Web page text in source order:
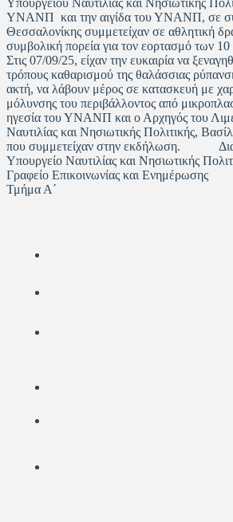
Υπουργείου Ναυτιλίας και Νησιωτικής
ΥΝΑΝΠ και την αιγίδα του ΥΝΑΝΠ, σε
Θεσσαλονίκης συμμετείχαν σε αθλητική
συμβολική πορεία για τον εορτασμό
Στις 07/09/25, είχαν την ευκαιρία να
τρόπους καθαρισμού της θαλάσσιας
ακτή, να λάβουν μέρος σε κατασκευή με
μόλυνσης του περιβάλλοντος από
ηγεσία του ΥΝΑΝΠ και ο Αρχηγός του
Ναυτιλίας και Νησιωτικής Πολιτικής,
που συμμετείχαν στην εκδήλωση.
Υπουργείο Ναυτιλίας και Νησιωτικής
Γραφείο Επικοινωνίας και Ενημέρωσης
Τμήμα Α΄